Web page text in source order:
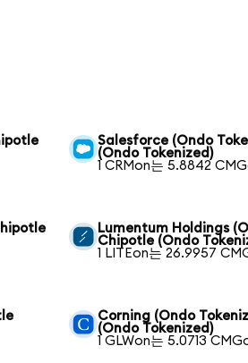
Salesforce (Ondo
(Ondo Tokenized)
1 CRMon는 5.8842
Lumentum Holdings
Chipotle (Ondo
1 LITEon는 26.9957
Corning (Ondo
(Ondo Tokenized)
1 GLWon는 5.0713